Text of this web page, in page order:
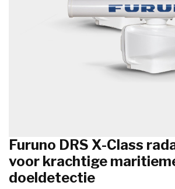
Furuno DRS X-Class
voor krachtige
doeldetectie